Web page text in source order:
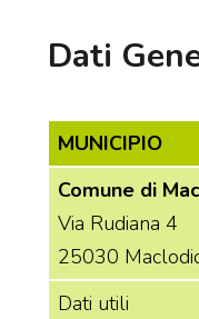
Dati
MUNICIPIO
Comune di
Via Rudiana 4
25030
Dati utili